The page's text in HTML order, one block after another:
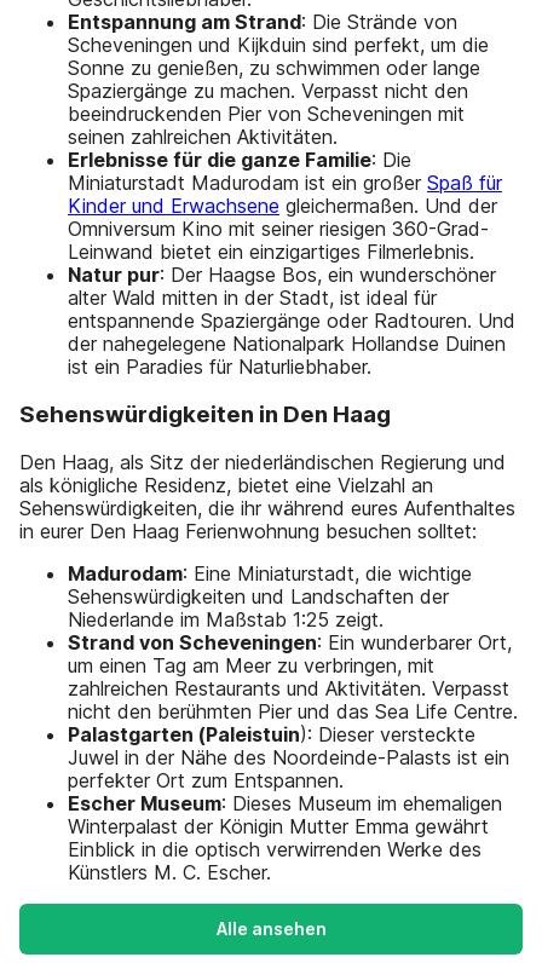
Entspannung am Strand: Die Strände von
Scheveningen und Kijkduin sind perfekt, um die
Sonne zu genießen, zu schwimmen oder lange
Spaziergänge zu machen. Verpasst nicht den
beeindruckenden Pier von Scheveningen mit
seinen zahlreichen Aktivitäten.
Erlebnisse für die ganze Familie: Die
Miniaturstadt Madurodam ist ein großer Spaß für
Kinder und Erwachsene gleichermaßen. Und der
Omniversum Kino mit seiner riesigen 360-Grad-
Leinwand bietet ein einzigartiges Filmerlebnis.
Natur pur: Der Haagse Bos, ein wunderschöner
alter Wald mitten in der Stadt, ist ideal für
entspannende Spaziergänge oder Radtouren. Und
der nahegelegene Nationalpark Hollandse Duinen
ist ein Paradies für Naturliebhaber.
Sehenswürdigkeiten in Den Haag
Den Haag, als Sitz der niederländischen Regierung und
als königliche Residenz, bietet eine Vielzahl an
Sehenswürdigkeiten, die ihr während eures Aufenthaltes
in eurer Den Haag Ferienwohnung besuchen solltet:
Madurodam: Eine Miniaturstadt, die wichtige
Sehenswürdigkeiten und Landschaften der
Niederlande im Maßstab 1:25 zeigt.
Strand von Scheveningen: Ein wunderbarer Ort,
um einen Tag am Meer zu verbringen, mit
zahlreichen Restaurants und Aktivitäten. Verpasst
nicht den berühmten Pier und das Sea Life Centre.
Palastgarten (Paleistuin): Dieser versteckte
Juwel in der Nähe des Noordeinde-Palasts ist ein
perfekter Ort zum Entspannen.
Escher Museum: Dieses Museum im ehemaligen
Winterpalast der Königin Mutter Emma gewährt
Einblick in die optisch verwirrenden Werke des
Künstlers M. C. Escher.
Alle ansehen